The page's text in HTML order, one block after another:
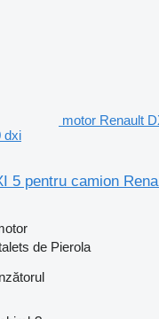
motor Renault
dxi
5 pentru camion
de Pierola